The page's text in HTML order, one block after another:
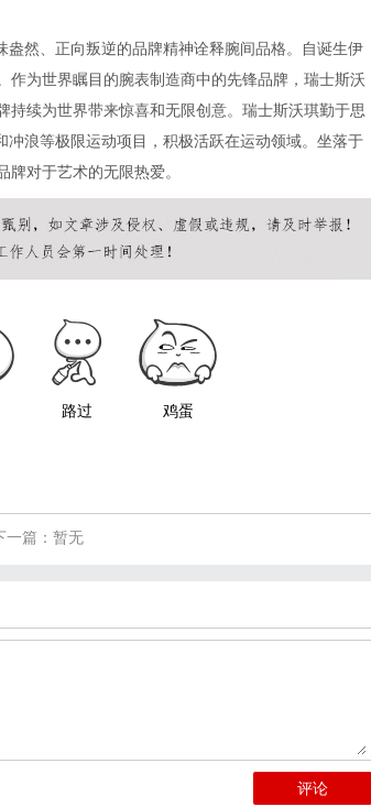
然、正向叛逆的品牌精神诠释腕间品格。自诞生伊
为世界瞩目的腕表制造商中的先锋品牌，瑞士斯沃
续为世界带来惊喜和无限创意。瑞士斯沃琪勤于思
浪等极限运动项目，积极活跃在运动领域。坐落于
牌对于艺术的无限热爱。
路过 鸡蛋
一篇：暂无
评论